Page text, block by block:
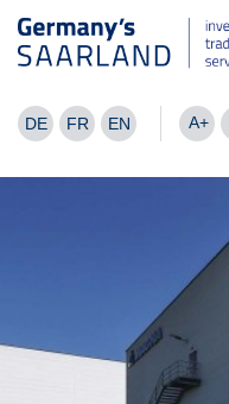
DE FR EN A+